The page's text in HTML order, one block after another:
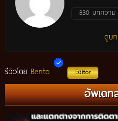
830 บทความ
ดูบ
รีวิวโดย Bento Editor
อัพเดท